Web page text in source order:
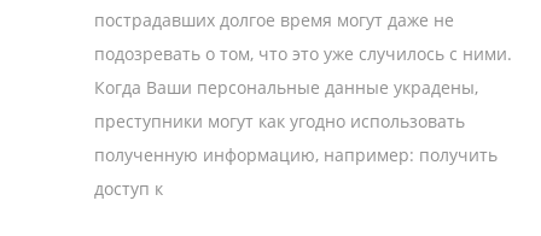
пострадавших долгое время могут даже не
подозревать о том, что это уже случилось с ними.
Когда Ваши персональные данные украдены,
преступники могут как угодно использовать
полученную информацию, например: получить
доступ к